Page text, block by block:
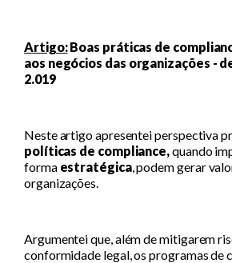
Artigo:Boas práticas de
aos negócios das organizações -
2.019
Neste artigo apresentei perspectiva
políticas de compliance,quando
forma estratégica, podem gerar
organizações.
Argumentei que, além de mitigarem
conformidade legal, os programas de